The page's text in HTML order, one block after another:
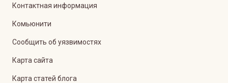
Контактная информация
Комьюнити
Сообщить об уязвимостях
Карта сайта
Карта статей блога